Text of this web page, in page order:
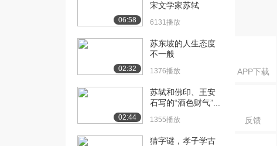
APP下载
反馈
[20] 《三国志演义》
[21] 《三国志演义》
3.2万播放
[22] 《水浒传》（一） 51:31
[23] 《水浒传》（二）
06:58
宋文学家苏轼
6131播放
02:32
苏东坡的人生态度
不一般
1376播放
02:44
苏轼和佛印、王安
石写的“酒色财气”...
1355播放
猜字谜，孝子学古